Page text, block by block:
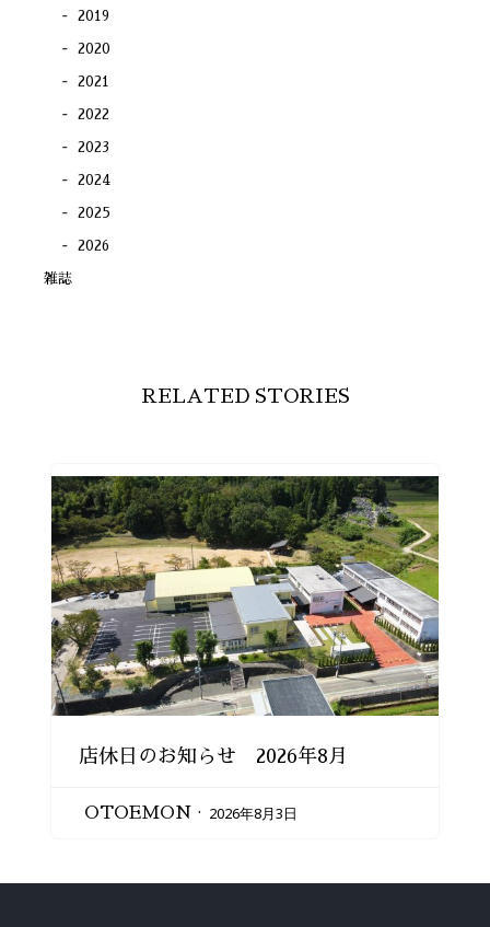
2019
2020
2021
2022
2023
2024
2025
2026
雑誌
RELATED STORIES
店休日のお知らせ 2026年8月
OTOEMON 2026年8月3日